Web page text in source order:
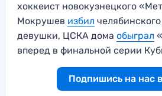
хоккеист новокузнецкого
Мокрушев избил
девушки, ЦСКА дома обыграл
вперед в финальной серии
Подпишись на нас